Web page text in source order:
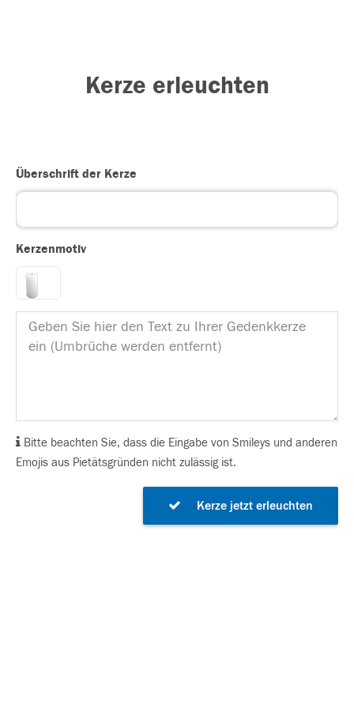
Kerze erleuchten
Überschrift der Kerze
Kerzenmotiv
Bitte beachten Sie, dass die Eingabe von Smileys und anderen
Emojis aus Pietätsgründen nicht zulässig ist.
Kerze jetzt erleuchten